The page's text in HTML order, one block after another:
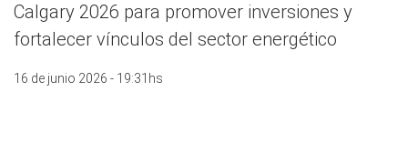
Calgary 2026 para promover inversiones y
fortalecer vínculos del sector energético
16 de junio 2026 - 19:31hs